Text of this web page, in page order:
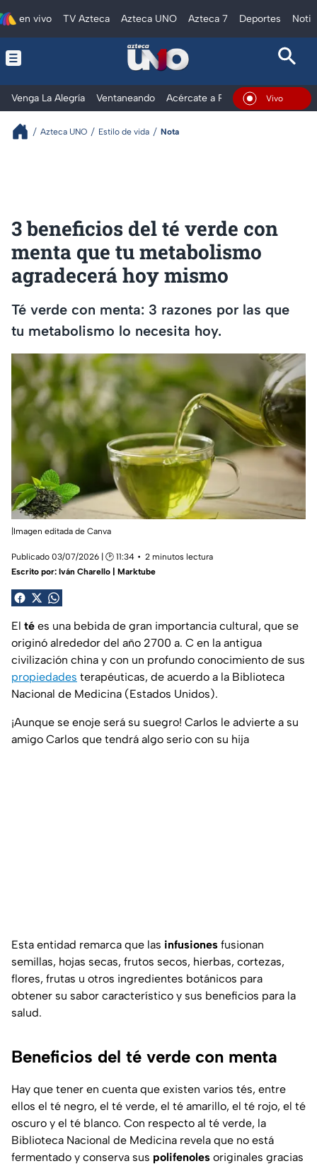
en vivo TV Azteca Azteca UNO Azteca 7 Deportes
Venga La Alegría Ventaneando Acércate a Rocío Al Extremo
En Vivo
Azteca UNO Estilo de vida Nota
3 beneficios del té verde con
menta que tu metabolismo
agradecerá hoy mismo
Té verde con menta: 3 razones por las que
tu metabolismo lo necesita hoy.
|Imagen editada de Canva
Publicado 03/07/2026 | 🕑 11:34
2 minutos lectura
Escrito por: Iván Charello | Marktube
El té es una bebida de gran importancia cultural, que se
originó alrededor del año 2700 a. C en la antigua
civilización china y con un profundo conocimiento de sus
propiedades terapéuticas, de acuerdo a la Biblioteca
Nacional de Medicina (Estados Unidos).
¡Aunque se enoje será su suegro! Carlos le advierte a su
amigo Carlos que tendrá algo serio con su hija
Esta entidad remarca que las infusiones fusionan
semillas, hojas secas, frutos secos, hierbas, cortezas,
flores, frutas u otros ingredientes botánicos para
obtener su sabor característico y sus beneficios para la
salud.
Beneficios del té verde con menta
Hay que tener en cuenta que existen varios tés, entre
ellos el té negro, el té verde, el té amarillo, el té rojo, el té
oscuro y el té blanco. Con respecto al té verde, la
Biblioteca Nacional de Medicina revela que no está
fermentado y conserva sus polifenoles originales gracias